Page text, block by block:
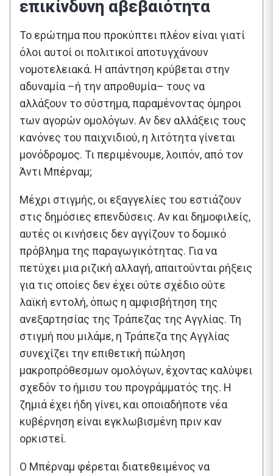
επικίνδυνη αβεβαιότητα
Το ερώτημα που προκύπτει πλέον είναι γιατί
όλοι αυτοί οι πολιτικοί αποτυγχάνουν
νομοτελειακά. Η απάντηση κρύβεται στην
αδυναμία –ή την απροθυμία– τους να
αλλάξουν το σύστημα, παραμένοντας όμηροι
των αγορών ομολόγων. Αν δεν αλλάξεις τους
κανόνες του παιχνιδιού, η λιτότητα γίνεται
μονόδρομος. Τι περιμένουμε, λοιπόν, από τον
Άντι Μπέρναμ;
Μέχρι στιγμής, οι εξαγγελίες του εστιάζουν
στις δημόσιες επενδύσεις. Αν και δημοφιλείς,
αυτές οι κινήσεις δεν αγγίζουν το δομικό
πρόβλημα της παραγωγικότητας. Για να
πετύχει μια ριζική αλλαγή, απαιτούνται ρήξεις
για τις οποίες δεν έχει ούτε σχέδιο ούτε
λαϊκή εντολή, όπως η αμφισβήτηση της
ανεξαρτησίας της Τράπεζας της Αγγλίας. Τη
στιγμή που μιλάμε, η Τράπεζα της Αγγλίας
συνεχίζει την επιθετική πώληση
μακροπρόθεσμων ομολόγων, έχοντας καλύψει
σχεδόν το ήμισυ του προγράμματός της. Η
ζημιά έχει ήδη γίνει, και οποιαδήποτε νέα
κυβέρνηση είναι εγκλωβισμένη πριν καν
ορκιστεί.
Ο Μπέρναμ φέρεται διατεθειμένος να